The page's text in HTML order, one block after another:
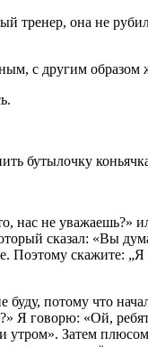
тренер, она не
с другим образом
бутылочку
нас не
сказал: «Вы
Поэтому скажите:
буду, потому что
Я говорю: «Ой,
Затем